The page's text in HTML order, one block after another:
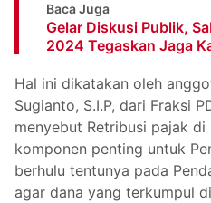
Baca Juga
Gelar Diskusi Publik,
2024 Tegaskan Jaga
Hal ini dikatakan oleh
Sugianto, S.I.P, dari Fraksi
menyebut Retribusi pajak
komponen penting untuk
berhulu tentunya pada
agar dana yang terkumpul